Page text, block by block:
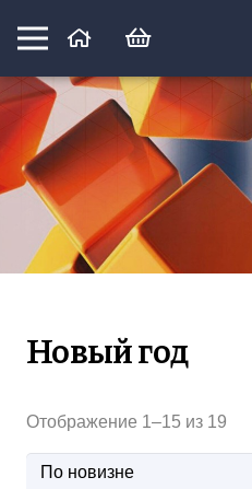
Математика
идеи и игры для детей
Новый год
Отображение 1–15 из 19